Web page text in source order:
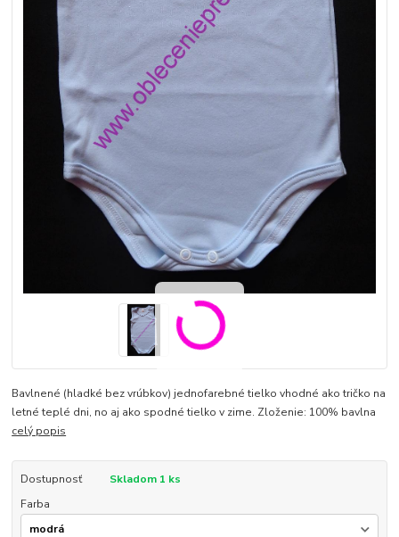
Bavlnené (hladké bez vrúbkov) jednofarebné tielko vhodné ako tričko na
letné teplé dni, no aj ako spodné tielko v zime. Zloženie: 100% bavlna
celý popis
Dostupnosť
Skladom 1 ks
Farba